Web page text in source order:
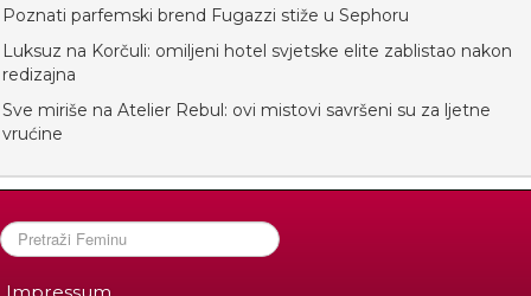
Poznati parfemski brend Fugazzi stiže u Sephoru
Luksuz na Korčuli: omiljeni hotel svjetske elite zablistao nakon
redizajna
Sve miriše na Atelier Rebul: ovi mistovi savršeni su za ljetne
vrućine